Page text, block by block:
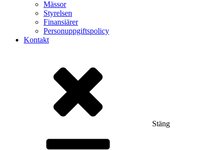
Mässor
Styrelsen
Finansiärer
Personuppgiftspolicy
Kontakt
Stäng